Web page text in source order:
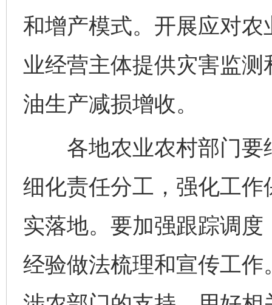
和增产模式。开展应对
业经营主体提供灾害监
油生产减损增收。
各地农业农村部门要
细化责任分工，强化工
实落地。要加强跟踪调
经验做法梳理和宣传工
完善运行机制助力责任有效落实 一纸欠